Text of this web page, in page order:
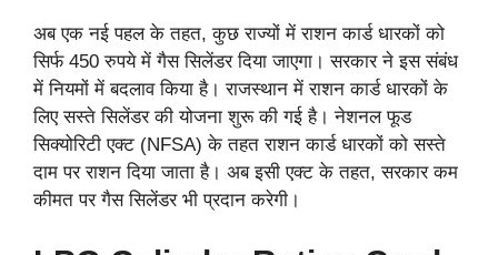
अब एक नई पहल के तहत, कुछ राज्यों में राशन कार्ड धारकों को
सिर्फ 450 रुपये में गैस सिलेंडर दिया जाएगा। सरकार ने इस संबंध
में नियमों में बदलाव किया है। राजस्थान में राशन कार्ड धारकों के
लिए सस्ते सिलेंडर की योजना शुरू की गई है। नेशनल फूड
सिक्योरिटी एक्ट (NFSA) के तहत राशन कार्ड धारकों को सस्ते
दाम पर राशन दिया जाता है। अब इसी एक्ट के तहत, सरकार कम
कीमत पर गैस सिलेंडर भी प्रदान करेगी।